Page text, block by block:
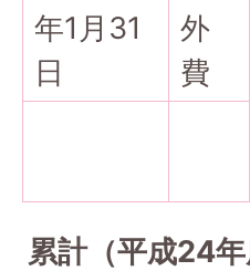
年1月31
日
外
費
累計（平成24年